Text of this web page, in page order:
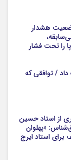
وضعیت هشدار
را تحت فشار
/ توافقی که
از استاد حسین
«پهلوان
برای استاد ایرج